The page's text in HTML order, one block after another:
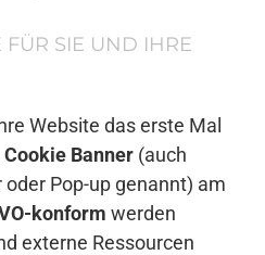
SIE UND IHRE
Website das erste Mal
Cookie Banner (auch
Pop-up genannt) am
konform werden
externe Ressourcen